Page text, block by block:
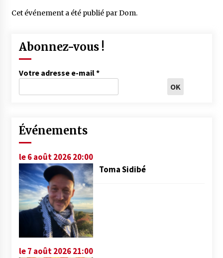
Cet événement a été publié parDom.
Abonnez-vous !
Votre adresse e-mail*
Événements
le 6 août 2026 20:00
Toma Sidibé
le 7 août 2026 21:00